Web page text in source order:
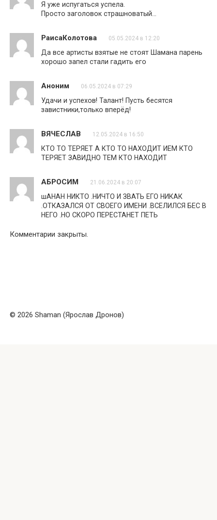
Я уже испугаться успела.
Просто заголовок страшноватый…
РаисаКолотова 05.05.2024 в 12:20
Да все артисты взятые не стоят Шамана парень
хорошо запел стали гадить его
Аноним 06.05.2024 в 07:29
Удачи и успехов! Талант! Пусть бесятся
завистники,только вперёд!
ВЯЧЕСЛАВ 12.05.2024 в 16:50
КТО ТО ТЕРЯЕТ А КТО ТО НАХОДИТ ИЕМ КТО
ТЕРЯЕТ ЗАВИДНО ТЕМ КТО НАХОДИТ
АБРОСИМ 21.06.2024 в 20:07
шАНАН НИКТО .НИЧТО И ЗВАТЬ ЕГО НИКАК
.ОТКАЗАЛСЯ ОТ СВОЕГО ИМЕНИ .ВСЕЛИЛСЯ БЕС В
НЕГО .НО СКОРО ПЕРЕСТАНЕТ ПЕТЬ
Комментарии закрыты.
© 2026 Shaman (Ярослав Дронов)